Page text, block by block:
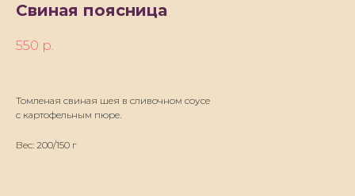
Свиная поясница
550 р.
Томленая свиная шея в сливочном соусе
с картофельным пюре.
Вес: 200/150 г